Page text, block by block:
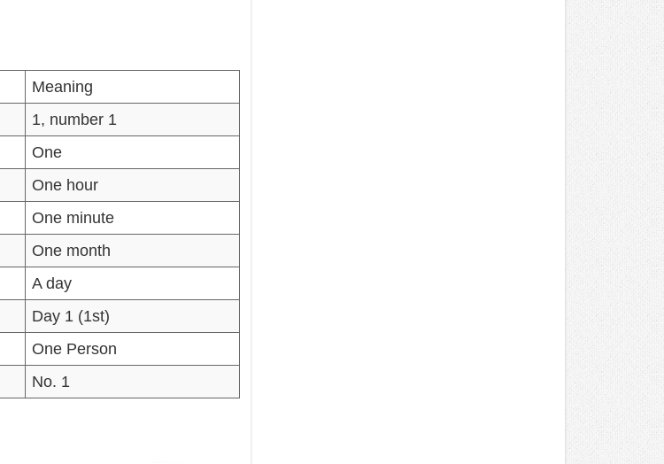
Meaning
1, number 1
One
One hour
One minute
One month
A day
Day 1 (1st)
One Person
No. 1